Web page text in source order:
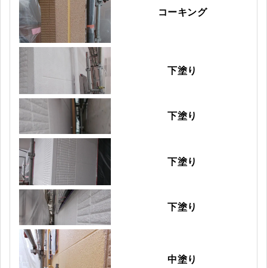
コーキング
下塗り
下塗り
下塗り
下塗り
中塗り